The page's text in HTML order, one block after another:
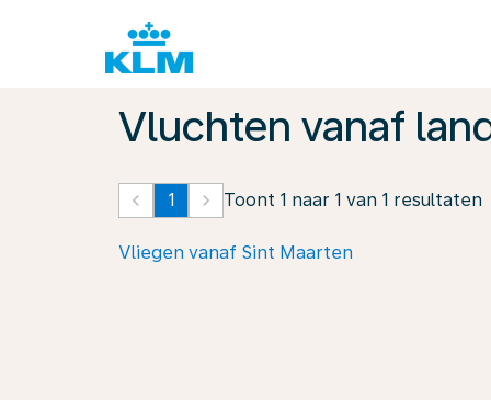
Vluchten vanaf
keyboard_arrow_left 1 keyboard_arrow_right Toont 1 naar 1 van 1 resultaten
Vliegen vanaf Sint Maarten